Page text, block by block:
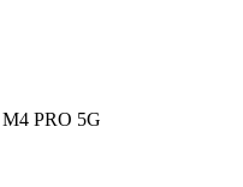
PRO 5G